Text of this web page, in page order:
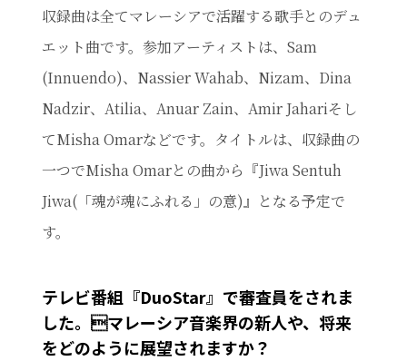
収録曲は全てマレーシアで活躍する歌手とのデュ
エット曲です。参加アーティストは、Sam
(Innuendo)、Nassier Wahab、Nizam、Dina
Nadzir、Atilia、Anuar Zain、Amir Jahariそし
てMisha Omarなどです。タイトルは、収録曲の
一つでMisha Omarとの曲から『Jiwa Sentuh
Jiwa(「魂が魂にふれる」の意)』となる予定で
す。
テレビ番組『DuoStar』で審査員をされま
した。マレーシア音楽界の新人や、将来
をどのように展望されますか？